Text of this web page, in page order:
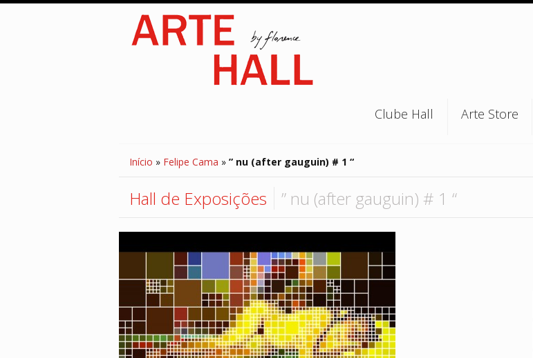
Clube Hall Arte Store
Início » Felipe Cama » ” nu (after gauguin) # 1 “
Hall de Exposições ” nu (after gauguin) # 1 “